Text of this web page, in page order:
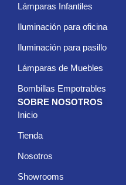
Lámparas Infantiles
Iluminación para oficina
Iluminación para pasillo
Lámparas de Muebles
Bombillas Empotrables
SOBRE NOSOTROS
Inicio
Tienda
Nosotros
Showrooms